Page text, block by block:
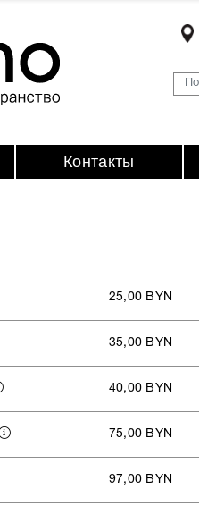
Контакты
25,00 BYN
35,00 BYN
40,00 BYN
75,00 BYN
97,00 BYN